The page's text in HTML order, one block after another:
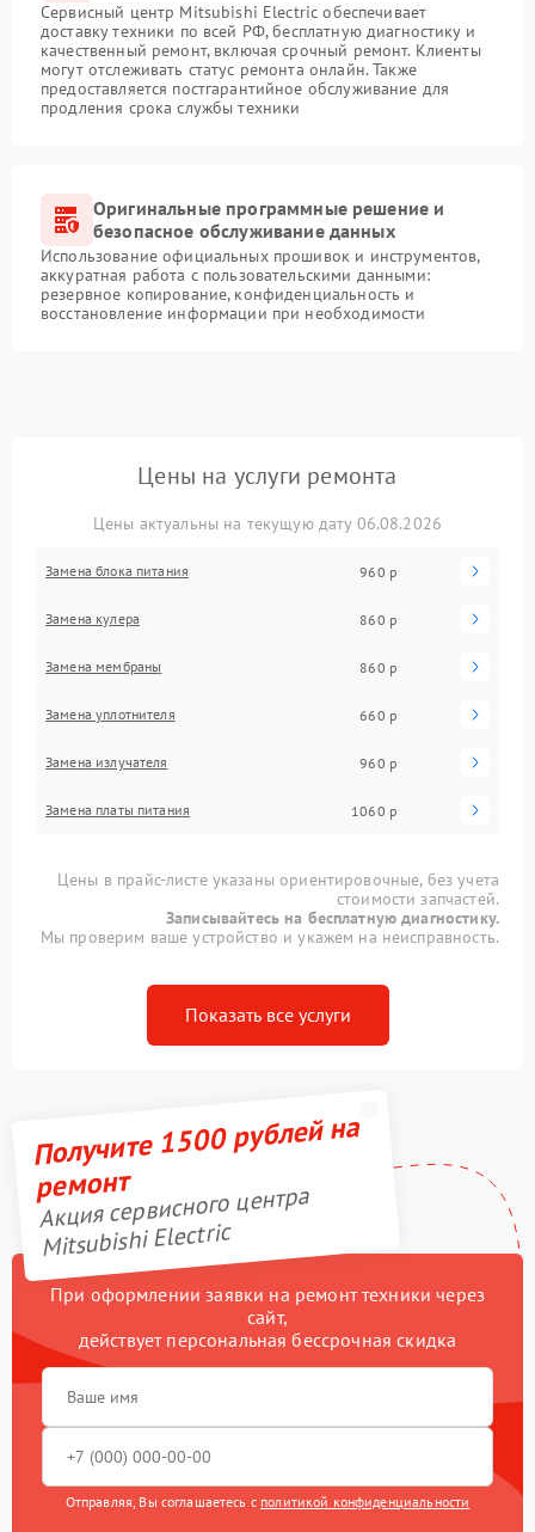
Сервисный центр Mitsubishi Electric обеспечивает
доставку техники по всей РФ, бесплатную диагностику и
качественный ремонт, включая срочный ремонт. Клиенты
могут отслеживать статус ремонта онлайн. Также
предоставляется постгарантийное обслуживание для
продления срока службы техники
Оригинальные программные решение и
безопасное обслуживание данных
Использование официальных прошивок и инструментов,
аккуратная работа с пользовательскими данными:
резервное копирование, конфиденциальность и
восстановление информации при необходимости
Цены на услуги ремонта
Цены актуальны на текущую дату 06.08.2026
Замена блока питания 960 р
Замена кулера 860 р
Замена мембраны 860 р
Замена уплотнителя 660 р
Замена излучателя 960 р
Замена платы питания 1060 р
Цены в прайс-листе указаны ориентировочные, без учета
стоимости запчастей.
Записывайтесь на бесплатную диагностику.
Мы проверим ваше устройство и укажем на неисправность.
Показать все услуги
Получите 1500 рублей на
ремонт
Акция сервисного центра
Mitsubishi Electric
При оформлении заявки на ремонт техники через
сайт,
действует персональная бессрочная скидка
Отправляя, Вы соглашаетесь с политикой конфиденциальности